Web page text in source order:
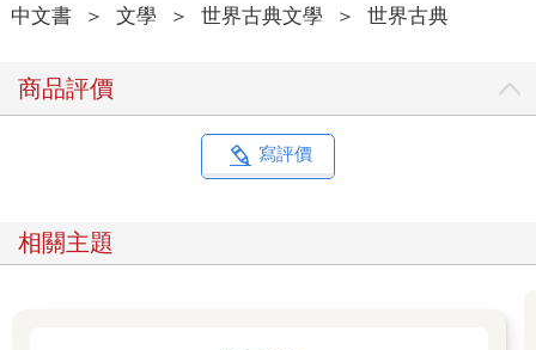
行都會有可能受到監視。當然，你無從知道自己什麼時候正在被
你只能用猜的。你甚至不是不可能想像，他們對每個人都實施了
全天候的監控。但不管怎樣，只要他們喜歡，隨時都能接入你的
變為本能）：你所發出的每個聲音都正被監聽，而除了在漆黑一
片中以外，你的每個動作都正被監視。
道，就算是背影一樣可能會洩露些什麼。一公里外就是「真理
部」，那他的工作單位，是一座在一片骯髒地帶拔地而起的巨大
中文書 ＞ 文學 ＞ 世界古典文學 ＞ 世界古典
商品評價
寫評價
相關主題